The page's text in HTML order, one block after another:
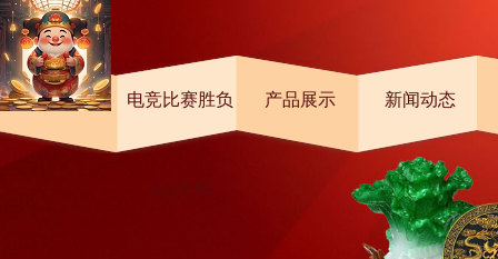
首页 电竞比赛胜负
app介绍
产品展示 新闻动态